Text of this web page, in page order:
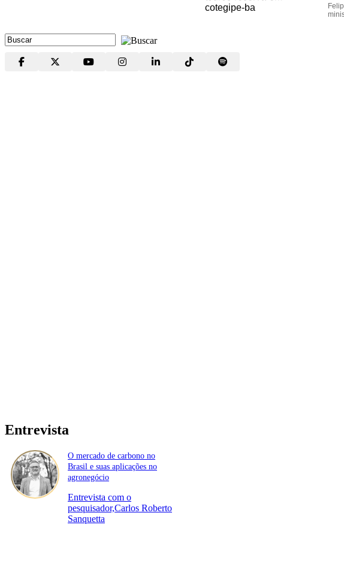
Entrevista
O mercado de carbono no
Brasil e suas aplicações no
agronegócio
Entrevista com o
pesquisador,Carlos Roberto
Sanquetta